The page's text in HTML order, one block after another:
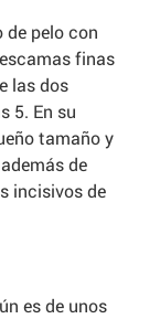
de pelo con
finas
las dos
5. En su
tamaño y
de
incisivos de
es de unos